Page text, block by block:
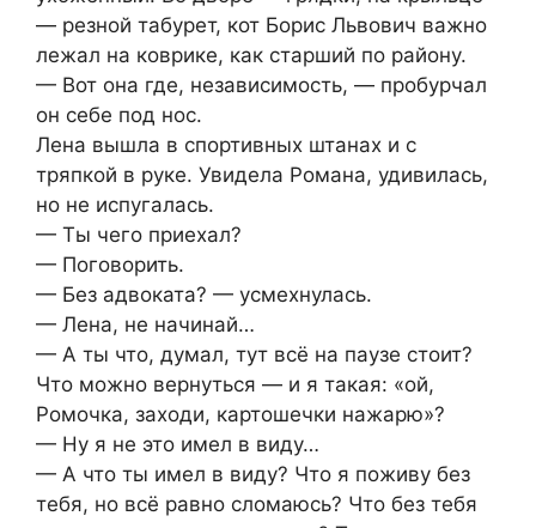
— резной табурет, кот Борис Львович важно
лежал на коврике, как старший по району.
— Вот она где, независимость, — пробурчал
он себе под нос.
Лена вышла в спортивных штанах и с
тряпкой в руке. Увидела Романа, удивилась,
но не испугалась.
— Ты чего приехал?
— Поговорить.
— Без адвоката? — усмехнулась.
— Лена, не начинай…
— А ты что, думал, тут всё на паузе стоит?
Что можно вернуться — и я такая: «ой,
Ромочка, заходи, картошечки нажарю»?
— Ну я не это имел в виду…
— А что ты имел в виду? Что я поживу без
тебя, но всё равно сломаюсь? Что без тебя